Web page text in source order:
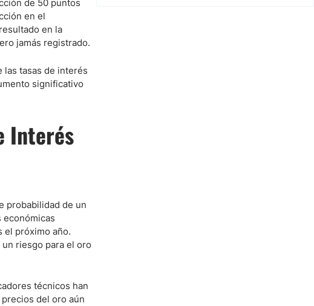
de 50 puntos
en el
en la
jamás registrado.
las tasas de interés
significativo
Interés
probabilidad de un
económicas
el próximo año.
riesgo para el oro
técnicos han
del oro aún